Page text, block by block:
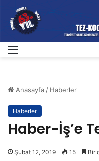
Anasayfa/ Haberler
Haberler
Haber-İş’e
Şubat 12, 2019 15 Bir